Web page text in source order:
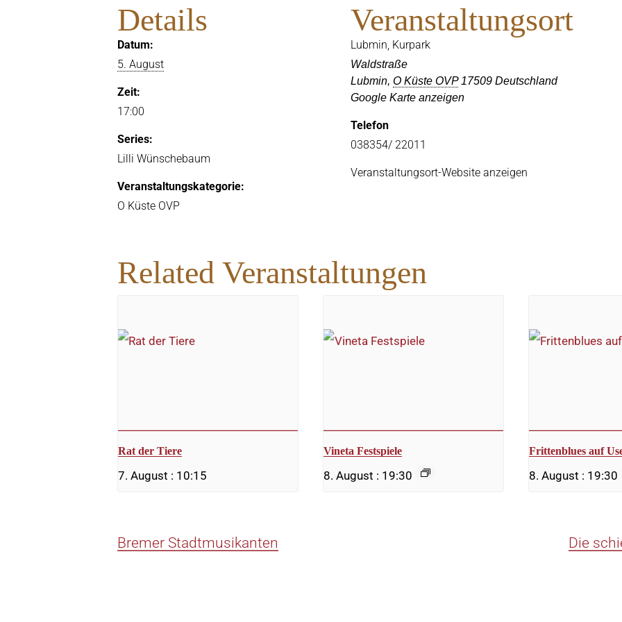
Details
Datum:
5. August
Zeit:
17:00
Series:
Lilli Wünschebaum
Veranstaltungskategorie:
O Küste OVP
Veranstaltungsort
Lubmin, Kurpark
Waldstraße
Lubmin, O Küste OVP 17509 Deutschland
Google Karte anzeigen
Telefon
038354/ 22011
Veranstaltungsort-Website anzeigen
Related Veranstaltungen
Rat der Tiere
7. August : 10:15
Vineta Festspiele
8. August : 19:30
Frittenblues auf
8. August : 19:30
Bremer Stadtmusikanten Die